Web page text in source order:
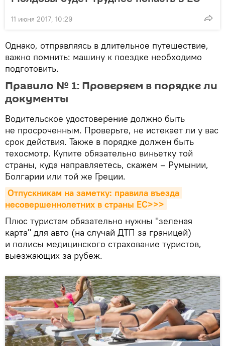
11 июня 2017, 10:29
Однако, отправляясь в длительное путешествие,
важно помнить: машину к поездке необходимо
подготовить.
Правило № 1: Проверяем в порядке ли
документы
Водительское удостоверение должно быть
не просроченным. Проверьте, не истекает ли у вас
срок действия. Также в порядке должен быть
техосмотр. Купите обязательно виньетку той
страны, куда направляетесь, скажем – Румынии,
Болгарии или той же Греции.
Отпускникам на заметку: правила въезда
несовершеннолетних в страны ЕС>>>
Плюс туристам обязательно нужны "зеленая
карта" для авто (на случай ДТП за границей)
и полисы медицинского страхование туристов,
выезжающих за рубеж.